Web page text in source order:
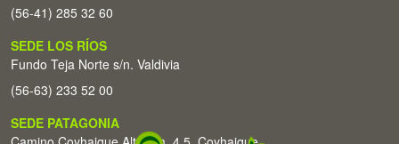
(56-41) 285 32 60
SEDE LOS RÍOS
Fundo Teja Norte s/n. Valdivia
(56-63) 233 52 00
SEDE PATAGONIA